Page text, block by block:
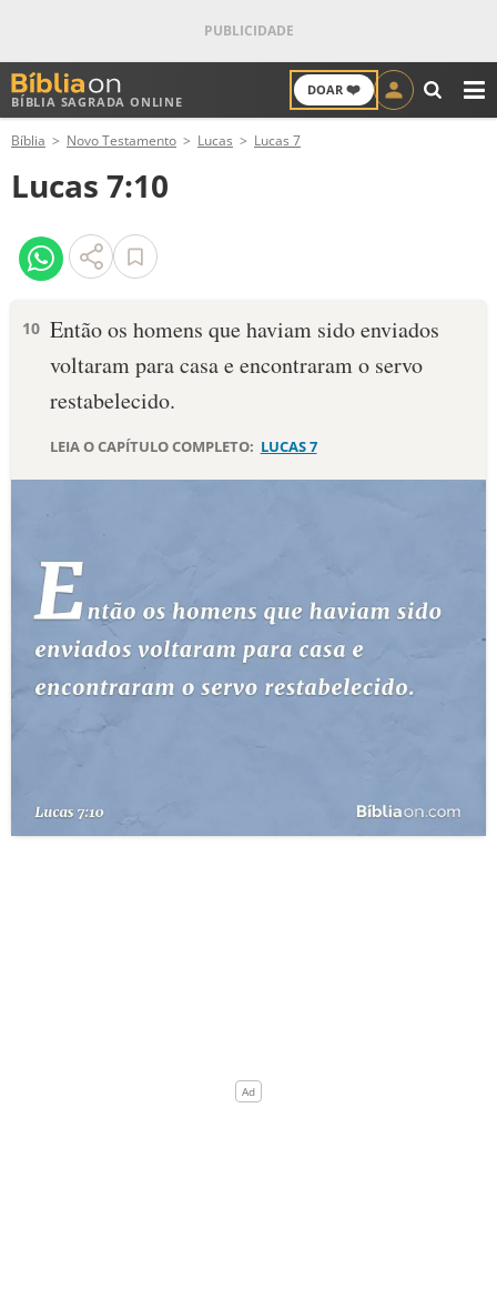
BÍBLIA SAGRADA ONLINE
DOAR ❤️
ANTIGO TESTAMENTO
NOVO TESTAMENTO
VERSÍCULOS
PALAVRA DO DIA
DEVOCIONAL DIÁRIO
ESTUDOS BÍBLICOS
ESBOÇOS DE PREGAÇÃO
TERMO BÍBLICO
Bíblia Novo Testamento Lucas Lucas 7
Lucas 7:10
10 Então os homens que haviam sido enviados
voltaram para casa e encontraram o servo
restabelecido.
LEIA O CAPÍTULO COMPLETO: LUCAS 7